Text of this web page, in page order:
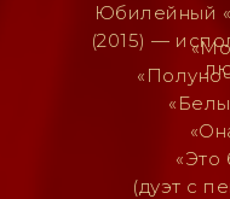
Юбилейный
(2015) —
«Это
(дуэт с